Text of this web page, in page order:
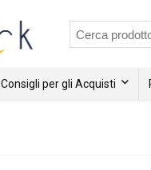
Consigli per gli Acquisti